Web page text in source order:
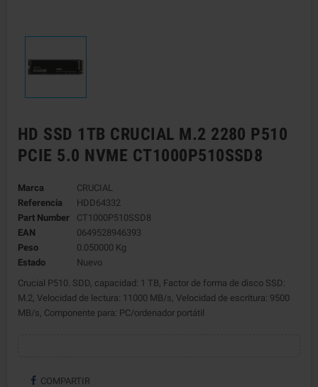
HD SSD 1TB CRUCIAL M.2 2280 P510
PCIE 5.0 NVME CT1000P510SSD8
Marca
CRUCIAL
Referencia
HDD64332
Part Number
CT1000P510SSD8
EAN
0649528946393
Peso
0.050000 Kg
Estado
Nuevo
Crucial P510. SDD, capacidad: 1 TB, Factor de forma de disco SSD:
M.2, Velocidad de lectura: 11000 MB/s, Velocidad de escritura: 9500
MB/s, Componente para: PC/ordenador portátil
COMPARTIR